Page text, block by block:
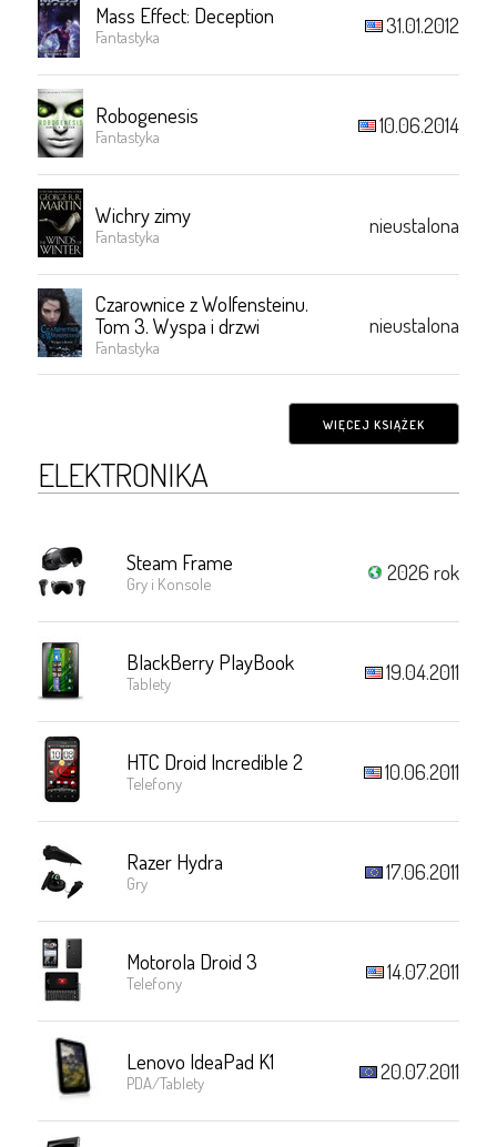
Mass Effect: Deception
Fantastyka 31.01.2012
Robogenesis
Fantastyka 10.06.2014
Wichry zimy
Fantastyka nieustalona
Czarownice z Wolfensteinu.
Tom 3. Wyspa i drzwi
Fantastyka
nieustalona
WIĘCEJ KSIĄŻEK
ELEKTRONIKA
Steam Frame
Gry i Konsole 2026 rok
BlackBerry PlayBook
Tablety 19.04.2011
HTC Droid Incredible 2
Telefony 10.06.2011
Razer Hydra
Gry 17.06.2011
Motorola Droid 3
Telefony 14.07.2011
Lenovo IdeaPad K1
PDA/Tablety 20.07.2011